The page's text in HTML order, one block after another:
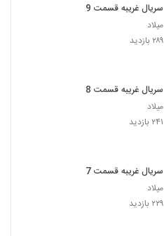
سریال غریبه قسمت 9
میلاد
۲۸۹ بازدید
سریال غریبه قسمت 8
میلاد
۲۴۱ بازدید
سریال غریبه قسمت 7
میلاد
۲۲۹ بازدید